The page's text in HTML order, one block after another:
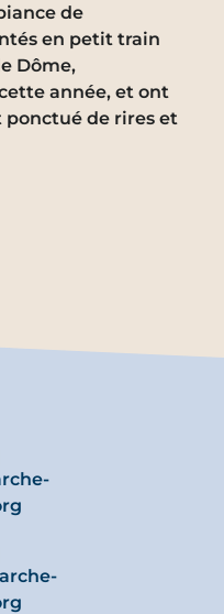
de
en petit train
Dôme,
année, et ont
ponctué de rires et